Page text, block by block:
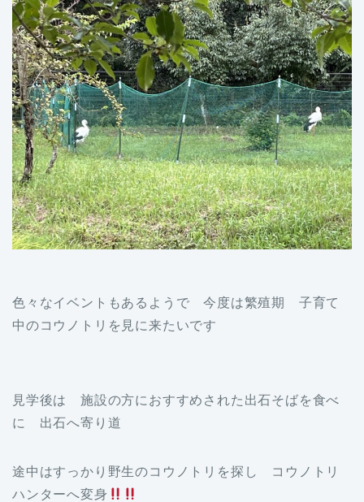
色々なイベントもあるようで 今度は繁殖期 子育て
中のコウノトリを見に来たいです
見学後は 施設の方におすすめされた出石そばを食べ
に 出石へ寄り道
途中はすっかり野生のコウノトリを探し コウノトリ
ハンターへ変身